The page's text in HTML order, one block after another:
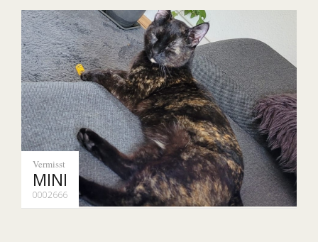
Vermisst
MINI
0002666